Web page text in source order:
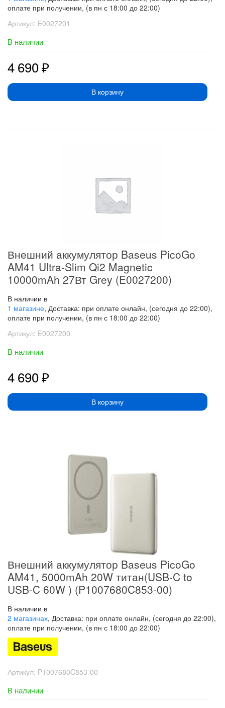
оплате при получении, (в пн с 18:00 до 22:00)
Артикул: E0027201
В наличии
4 690₽
В корзину
Внешний аккумулятор Baseus PicoGo
AM41 Ultra-Slim Qi2 Magnetic
10000mAh 27Вт Grey (E0027200)
В наличии в
1 магазине, Доставка: при оплате онлайн, (сегодня до 22:00),
оплате при получении, (в пн с 18:00 до 22:00)
Артикул: E0027200
В наличии
4 690₽
В корзину
Внешний аккумулятор Baseus PicoGo
AM41, 5000mAh 20W титан(USB-C to
USB-C 60W ) (P1007680C853-00)
В наличии в
2 магазинах, Доставка: при оплате онлайн, (сегодня до 22:00),
оплате при получении, (в пн с 18:00 до 22:00)
Артикул: P1007680C853-00
В наличии